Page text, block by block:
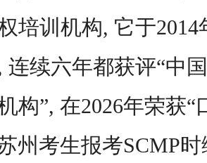
培训机构, 它于
连续六年都获评“中
构”, 在2026年荣获
州考生报考SCMP